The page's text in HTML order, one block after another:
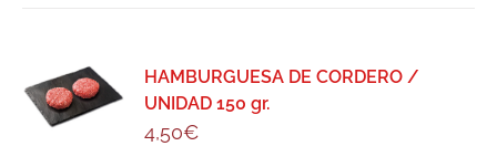
HAMBURGUESA DE CORDERO /
UNIDAD 150 gr.
4,50€